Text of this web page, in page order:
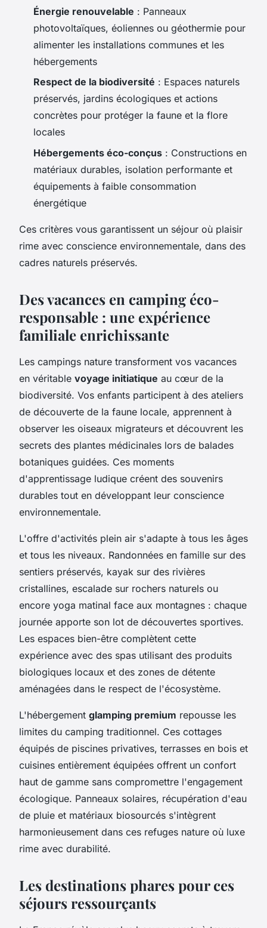
Énergie renouvelable : Panneaux
photovoltaïques, éoliennes ou géothermie pour
alimenter les installations communes et les
hébergements
Respect de la biodiversité : Espaces naturels
préservés, jardins écologiques et actions
concrètes pour protéger la faune et la flore
locales
Hébergements éco-conçus : Constructions en
matériaux durables, isolation performante et
équipements à faible consommation
énergétique
Ces critères vous garantissent un séjour où plaisir
rime avec conscience environnementale, dans des
cadres naturels préservés.
Des vacances en camping éco-
responsable : une expérience
familiale enrichissante
Les campings nature transforment vos vacances
en véritable voyage initiatique au cœur de la
biodiversité. Vos enfants participent à des ateliers
de découverte de la faune locale, apprennent à
observer les oiseaux migrateurs et découvrent les
secrets des plantes médicinales lors de balades
botaniques guidées. Ces moments
d'apprentissage ludique créent des souvenirs
durables tout en développant leur conscience
environnementale.
L'offre d'activités plein air s'adapte à tous les âges
et tous les niveaux. Randonnées en famille sur des
sentiers préservés, kayak sur des rivières
cristallines, escalade sur rochers naturels ou
encore yoga matinal face aux montagnes : chaque
journée apporte son lot de découvertes sportives.
Les espaces bien-être complètent cette
expérience avec des spas utilisant des produits
biologiques locaux et des zones de détente
aménagées dans le respect de l'écosystème.
L'hébergement glamping premium repousse les
limites du camping traditionnel. Ces cottages
équipés de piscines privatives, terrasses en bois et
cuisines entièrement équipées offrent un confort
haut de gamme sans compromettre l'engagement
écologique. Panneaux solaires, récupération d'eau
de pluie et matériaux biosourcés s'intègrent
harmonieusement dans ces refuges nature où luxe
rime avec durabilité.
Les destinations phares pour ces
séjours ressourçants